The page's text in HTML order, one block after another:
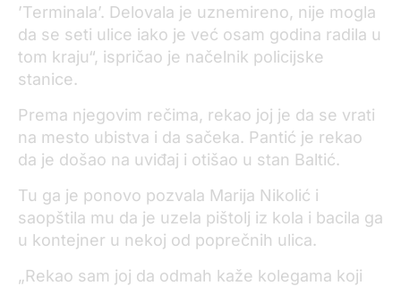
’Terminala’. Delovala je uznemireno, nije mogla
da se seti ulice iako je već osam godina radila u
tom kraju“, ispričao je načelnik policijske
stanice.
Prema njegovim rečima, rekao joj je da se vrati
na mesto ubistva i da sačeka. Pantić je rekao
da je došao na uviđaj i otišao u stan Baltić.
Tu ga je ponovo pozvala Marija Nikolić i
saopštila mu da je uzela pištolj iz kola i bacila ga
u kontejner u nekoj od poprečnih ulica.
„Rekao sam joj da odmah kaže kolegama koji